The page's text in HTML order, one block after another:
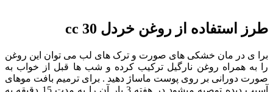
طرز استفاده از روغن خردل 30 cc
برا ی در مان خشکی های صورت و ترک های لب می توان این روغن
را به همراه روغن نارگیل ترکیب کرده و شب ها قبل از خواب به
صورت دورانی بر روی پوست ماساژ دهید . برای ترمیم بافت موهای
آسیب دیده توصیه میشود در هفته 3 بار آن را به مدت 15 دقیقه به